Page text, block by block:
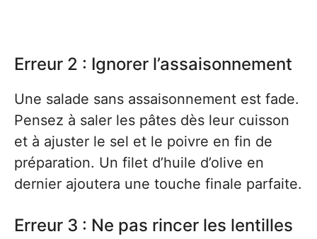
Erreur 2 : Ignorer l’assaisonnement
Une salade sans assaisonnement est fade.
Pensez à saler les pâtes dès leur cuisson
et à ajuster le sel et le poivre en fin de
préparation. Un filet d’huile d’olive en
dernier ajoutera une touche finale parfaite.
Erreur 3 : Ne pas rincer les lentilles